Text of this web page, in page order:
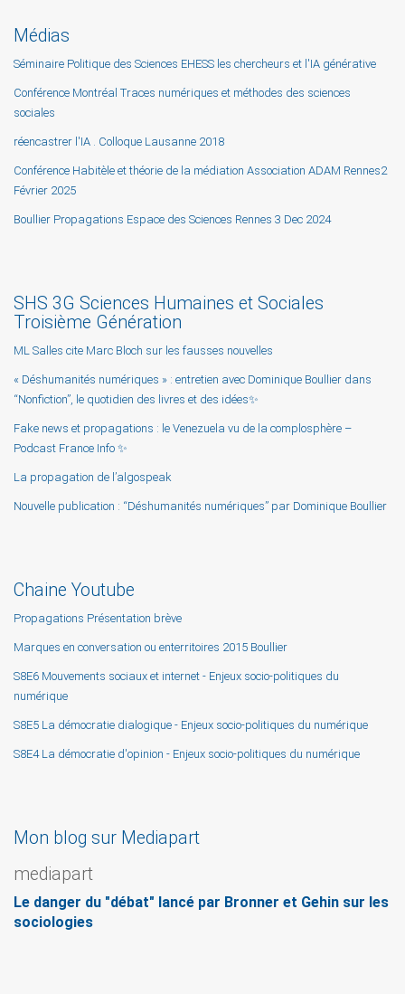
Médias
Séminaire Politique des Sciences EHESS les chercheurs et l'IA générative
Conférence Montréal Traces numériques et méthodes des sciences
sociales
réencastrer l'IA . Colloque Lausanne 2018
Conférence Habitèle et théorie de la médiation Association ADAM Rennes2
Février 2025
Boullier Propagations Espace des Sciences Rennes 3 Dec 2024
SHS 3G Sciences Humaines et Sociales
Troisième Génération
ML Salles cite Marc Bloch sur les fausses nouvelles
« Déshumanités numériques » : entretien avec Dominique Boullier dans
“Nonfiction”, le quotidien des livres et des idées✨
Fake news et propagations : le Venezuela vu de la complosphère –
Podcast France Info ✨
La propagation de l’algospeak
Nouvelle publication : “Déshumanités numériques” par Dominique Boullier
Chaine Youtube
Propagations Présentation brève
Marques en conversation ou enterritoires 2015 Boullier
S8E6 Mouvements sociaux et internet - Enjeux socio-politiques du
numérique
S8E5 La démocratie dialogique - Enjeux socio-politiques du numérique
S8E4 La démocratie d'opinion - Enjeux socio-politiques du numérique
Mon blog sur Mediapart
mediapart
Le danger du "débat" lancé par Bronner et Gehin sur les
sociologies